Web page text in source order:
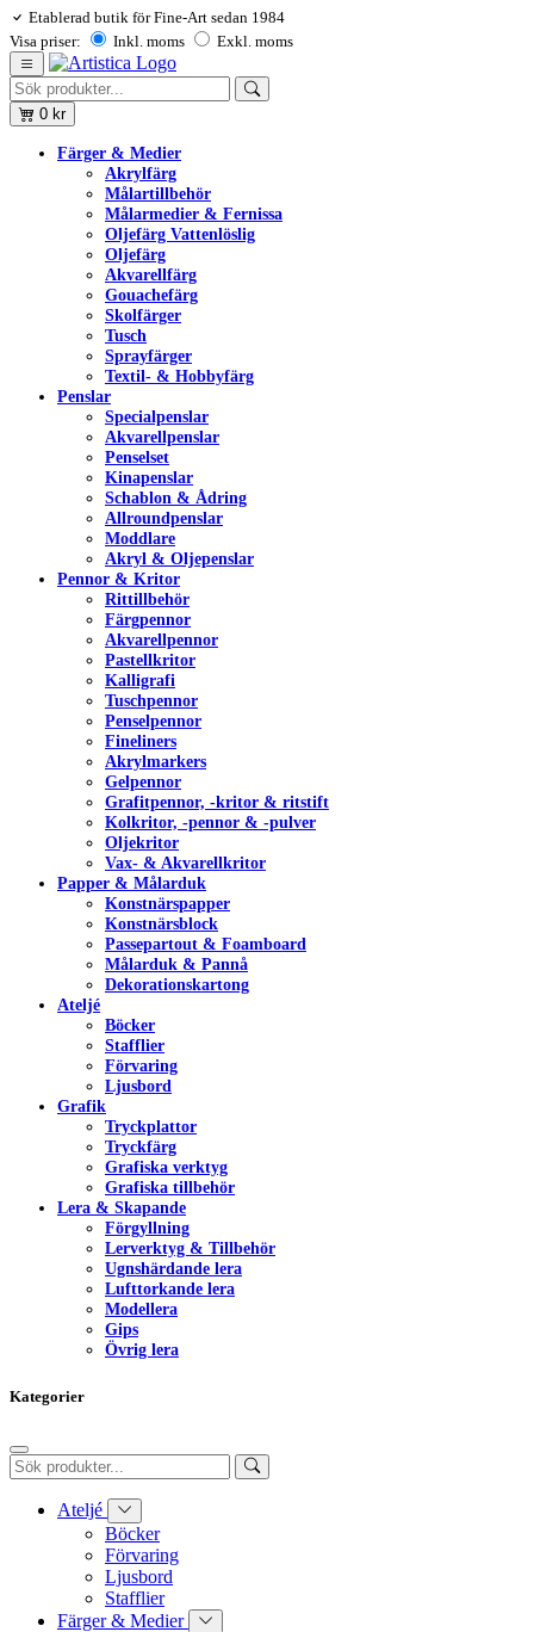
Etablerad butik för Fine-Art sedan 1984
Visa priser:
Inkl. moms Exkl. moms
0 kr
Färger & Medier
Akrylfärg
Målartillbehör
Målarmedier & Fernissa
Oljefärg Vattenlöslig
Oljefärg
Akvarellfärg
Gouachefärg
Skolfärger
Tusch
Sprayfärger
Textil- & Hobbyfärg
Penslar
Specialpenslar
Akvarellpenslar
Penselset
Kinapenslar
Schablon & Ådring
Allroundpenslar
Moddlare
Akryl & Oljepenslar
Pennor & Kritor
Rittillbehör
Färgpennor
Akvarellpennor
Pastellkritor
Kalligrafi
Tuschpennor
Penselpennor
Fineliners
Akrylmarkers
Gelpennor
Grafitpennor, -kritor & ritstift
Kolkritor, -pennor & -pulver
Oljekritor
Vax- & Akvarellkritor
Papper & Målarduk
Konstnärspapper
Konstnärsblock
Passepartout & Foamboard
Målarduk & Pannå
Dekorationskartong
Ateljé
Böcker
Stafflier
Förvaring
Ljusbord
Grafik
Tryckplattor
Tryckfärg
Grafiska verktyg
Grafiska tillbehör
Lera & Skapande
Förgyllning
Lerverktyg & Tillbehör
Ugnshärdande lera
Lufttorkande lera
Modellera
Gips
Övrig lera
Kategorier
Ateljé
Böcker
Förvaring
Ljusbord
Stafflier
Färger & Medier